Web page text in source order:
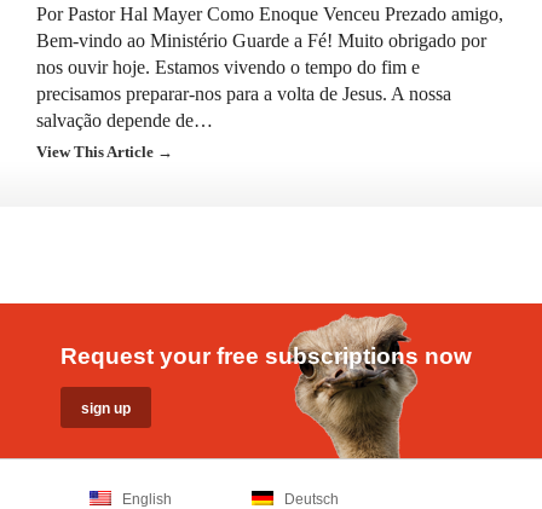
Por Pastor Hal Mayer Como Enoque Venceu Prezado amigo,
Bem-vindo ao Ministério Guarde a Fé! Muito obrigado por
nos ouvir hoje. Estamos vivendo o tempo do fim e
precisamos preparar-nos para a volta de Jesus. A nossa
salvação depende de…
View This Article →
Request your free subscriptions now
English Deutsch